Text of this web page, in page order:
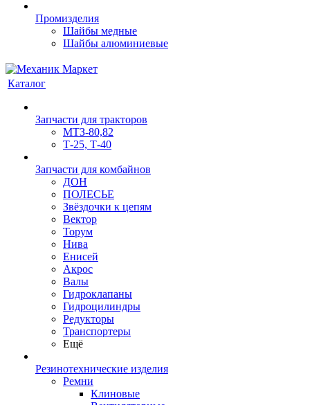
Промизделия
Шайбы медные
Шайбы алюминиевые
Каталог
Запчасти для тракторов
МТЗ-80,82
Т-25, Т-40
Запчасти для комбайнов
ДОН
ПОЛЕСЬЕ
Звёздочки к цепям
Вектор
Торум
Нива
Енисей
Акрос
Валы
Гидроклапаны
Гидроцилиндры
Редукторы
Транспортеры
Ещё
Резинотехнические изделия
Ремни
Клиновые